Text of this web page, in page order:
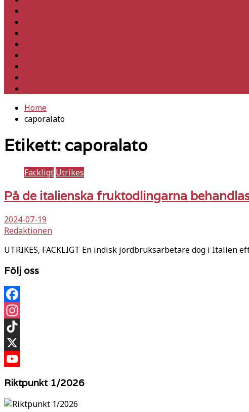
Home
caporalato
Etikett: caporalato
Fackligt Utrikes
På de italienska fruktodlingarna
2024-07-19
Redaktionen
UTRIKES, FACKLIGT En indisk jordbruksarbetare dog i Italien
Följ oss
Facebook
Instagram
TikTok
X
Riktpunkt 1/2026